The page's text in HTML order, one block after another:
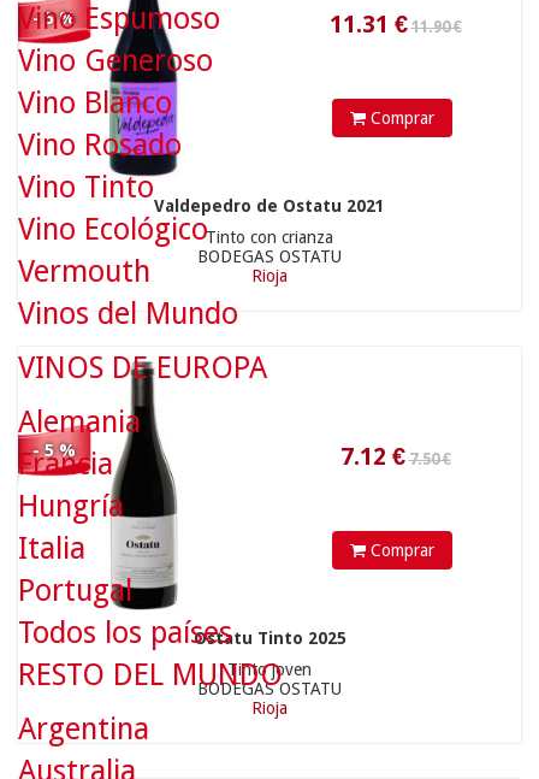
- 5 %
Comprar
Valdepedro de Ostatu 2021
Tinto con crianza
BODEGAS OSTATU
Rioja
- 5 %
7.50 €
Comprar
Ostatu Tinto 2025
Tinto joven
BODEGAS OSTATU
Rioja
7.51
Vino Espumoso
Vino Generoso
Vino Blanco
Vino Rosado
Vino Tinto
Vino Ecológico
Vermouth
Vinos del Mundo
VINOS DE EUROPA
Alemania
Francia
Hungría
Italia
Portugal
Todos los países
RESTO DEL MUNDO
Argentina
Australia